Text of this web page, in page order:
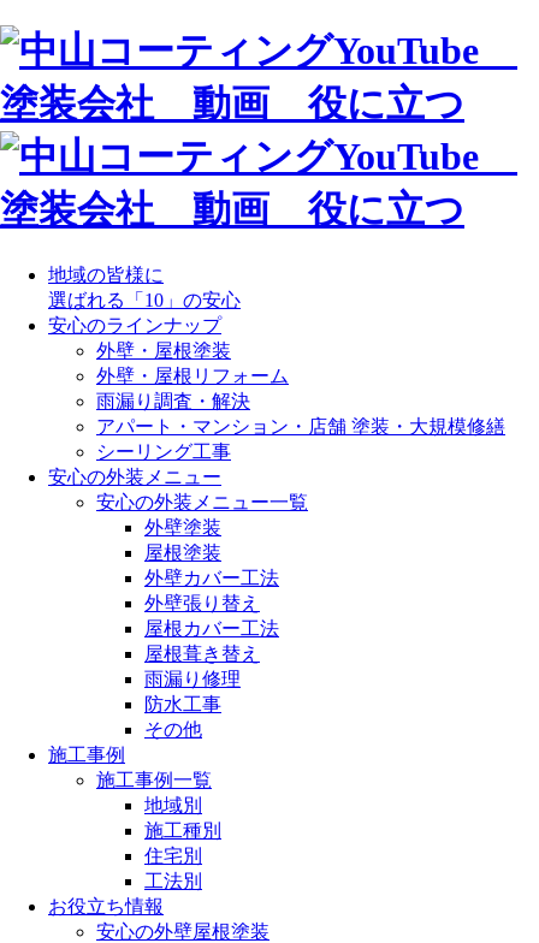
地域の皆様に
選ばれる「10」の安心
安心のラインナップ
外壁・屋根塗装
外壁・屋根リフォーム
雨漏り調査・解決
アパート・マンション・店舗 塗装・大規模修繕
シーリング工事
安心の外装メニュー
安心の外装メニュー一覧
外壁塗装
屋根塗装
外壁カバー工法
外壁張り替え
屋根カバー工法
屋根葺き替え
雨漏り修理
防水工事
その他
施工事例
施工事例一覧
地域別
施工種別
住宅別
工法別
お役立ち情報
安心の外壁屋根塗装